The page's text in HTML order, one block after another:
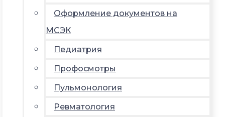
Оформление документов на
МСЭК
Педиатрия
Профосмотры
Пульмонология
Ревматология